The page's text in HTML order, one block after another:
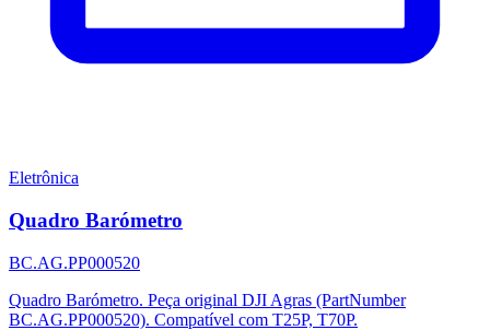
Eletrônica
Quadro Barómetro
BC.AG.PP000520
Quadro Barómetro. Peça original DJI Agras (PartNumber
BC.AG.PP000520). Compatível com T25P, T70P.